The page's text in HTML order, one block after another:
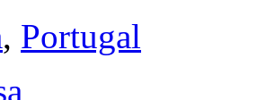
, Portugal